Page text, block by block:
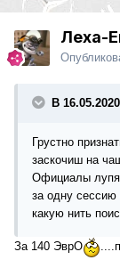
Леха-
В
Грустно
заскочиш на
Официалы
за одну
какую нить
За 140 ЭврО